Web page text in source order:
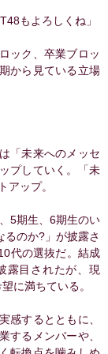
もよろしくね」
ック、卒業ブロッ
から見ている立場
「未来へのメッセ
プしていく。「未
ップ。
5期生、6期生のい
のか?」が披露さ
代の選抜だ。結成
露目されたが、現
に満ちている。
感するとともに、
するメンバーや、